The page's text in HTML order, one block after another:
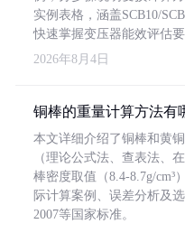
实例表格，涵盖SCB10/
快速掌握变压器能效评估要
2026年8月4日
铜棒的重量计算方法有
本文详细介绍了铜棒和黄
（理论公式法、查表法、
棒密度取值（8.4-8.7g/cm³
际计算案例、误差分析及
2007等国家标准。